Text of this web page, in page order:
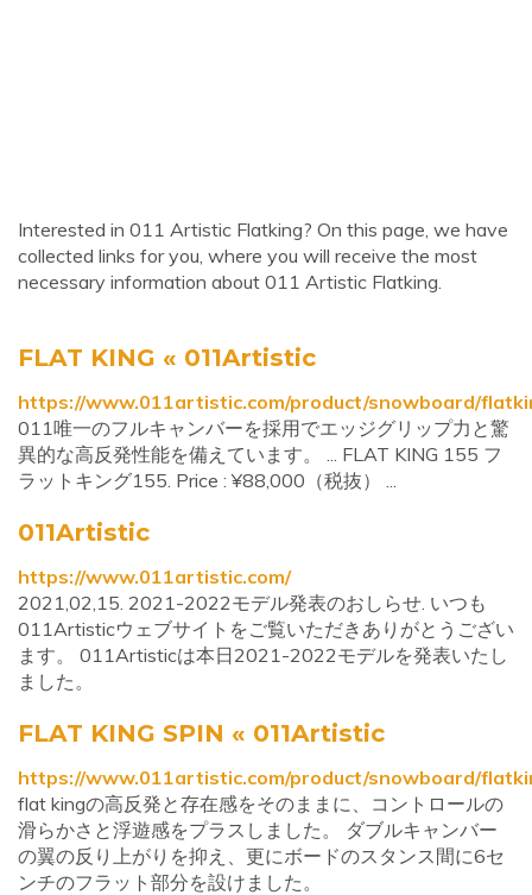
Interested in 011 Artistic Flatking? On this page, we have
collected links for you, where you will receive the most
necessary information about 011 Artistic Flatking.
FLAT KING « 011Artistic
https://www.011artistic.com/product/snowboard/
011唯一のフルキャンバーを採用でエッジグリップ力と驚
異的な高反発性能を備えています。 ... FLAT KING 155 フ
ラットキング155. Price : ¥88,000（税抜） ...
011Artistic
https://www.011artistic.com/
2021,02,15. 2021-2022モデル発表のおしらせ. いつも
011Artisticウェブサイトをご覧いただきありがとうござい
ます。 011Artisticは本日2021-2022モデルを発表いたし
ました。
FLAT KING SPIN « 011Artistic
https://www.011artistic.com/product/snowboard/
flat kingの高反発と存在感をそのままに、コントロールの
滑らかさと浮遊感をプラスしました。 ダブルキャンバー
の翼の反り上がりを抑え、更にボードのスタンス間に6セ
ンチのフラット部分を設けました。